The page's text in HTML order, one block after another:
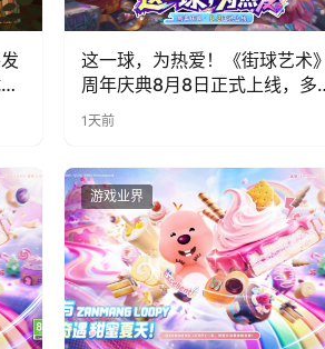
这一球，为热爱！《街球艺术
周年庆典8月8日正式上线，多
福利与全新内容同步开启
1天前
游戏业界